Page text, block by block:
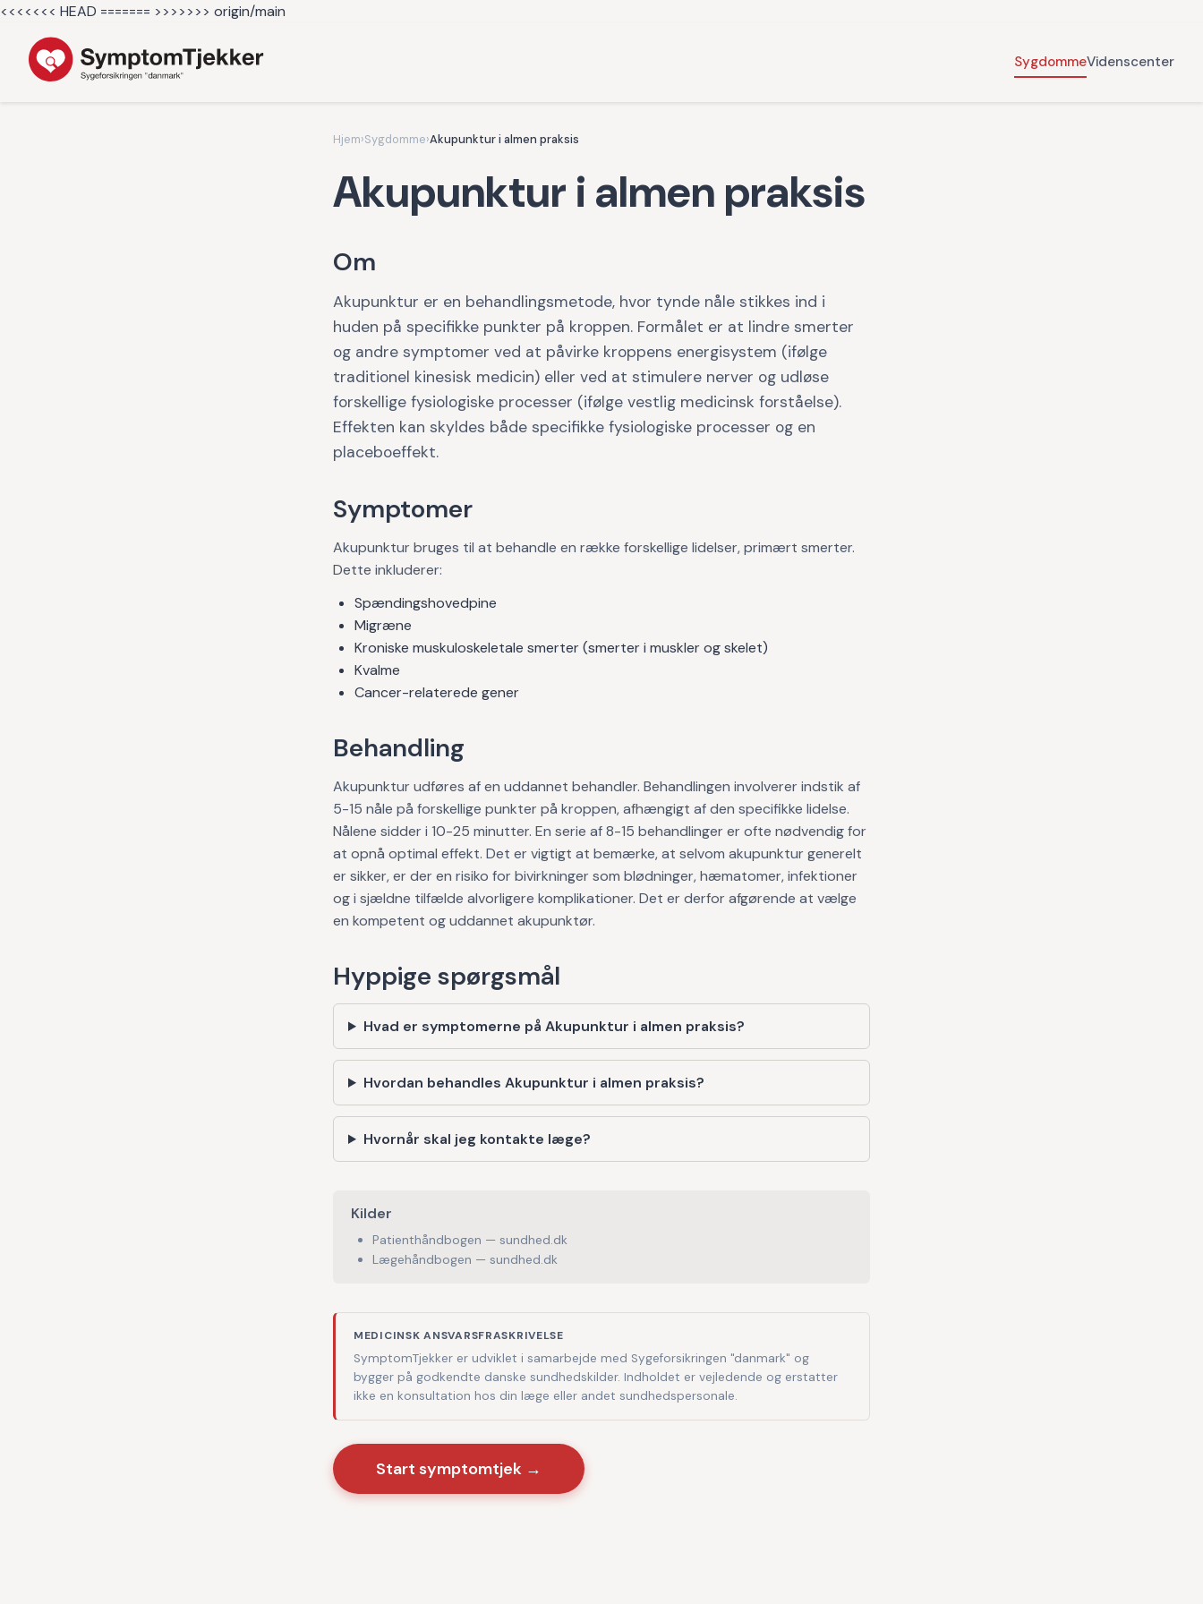
<<<<<<< HEAD ======= >>>>>>> origin/main
SygdommeVidenscenter
Hjem›Sygdomme›Akupunktur i almen praksis
Akupunktur i almen praksis
Om
Akupunktur er en behandlingsmetode, hvor tynde nåle stikkes ind i
huden på specifikke punkter på kroppen. Formålet er at lindre smerter
og andre symptomer ved at påvirke kroppens energisystem (ifølge
traditionel kinesisk medicin) eller ved at stimulere nerver og udløse
forskellige fysiologiske processer (ifølge vestlig medicinsk forståelse).
Effekten kan skyldes både specifikke fysiologiske processer og en
placeboeffekt.
Symptomer
Akupunktur bruges til at behandle en række forskellige lidelser, primært smerter.
Dette inkluderer:
Spændingshovedpine
Migræne
Kroniske muskuloskeletale smerter (smerter i muskler og skelet)
Kvalme
Cancer-relaterede gener
Behandling
Akupunktur udføres af en uddannet behandler. Behandlingen involverer indstik af
5-15 nåle på forskellige punkter på kroppen, afhængigt af den specifikke lidelse.
Nålene sidder i 10-25 minutter. En serie af 8-15 behandlinger er ofte nødvendig for
at opnå optimal effekt. Det er vigtigt at bemærke, at selvom akupunktur generelt
er sikker, er der en risiko for bivirkninger som blødninger, hæmatomer, infektioner
og i sjældne tilfælde alvorligere komplikationer. Det er derfor afgørende at vælge
en kompetent og uddannet akupunktør.
Hyppige spørgsmål
Hvad er symptomerne på Akupunktur i almen praksis?
Hvordan behandles Akupunktur i almen praksis?
Hvornår skal jeg kontakte læge?
Kilder
Patienthåndbogen — sundhed.dk
Lægehåndbogen — sundhed.dk
MEDICINSK ANSVARSFRASKRIVELSE
SymptomTjekker er udviklet i samarbejde med Sygeforsikringen "danmark" og
bygger på godkendte danske sundhedskilder. Indholdet er vejledende og erstatter
ikke en konsultation hos din læge eller andet sundhedspersonale.
Start symptomtjek →